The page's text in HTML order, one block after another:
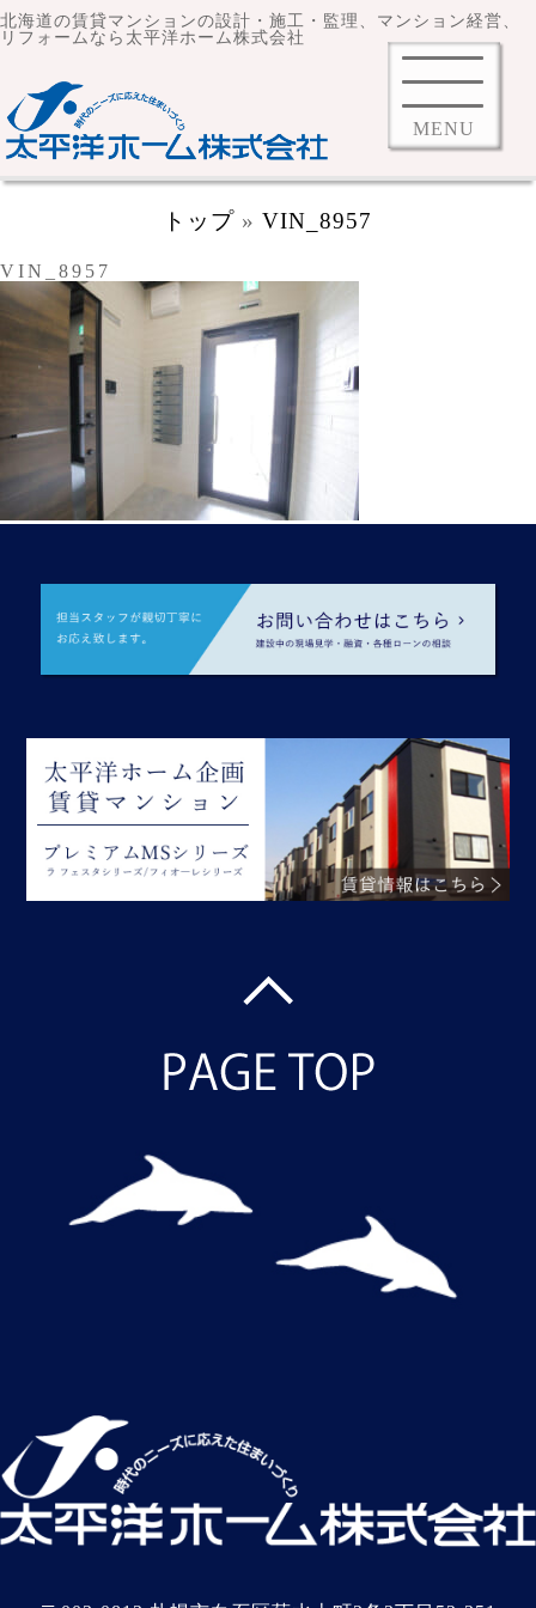
北海道の賃貸マンションの設計・施工・監理、マンション経営、
リフォームなら太平洋ホーム株式会社
MENU
トップ »VIN_8957
VIN_8957